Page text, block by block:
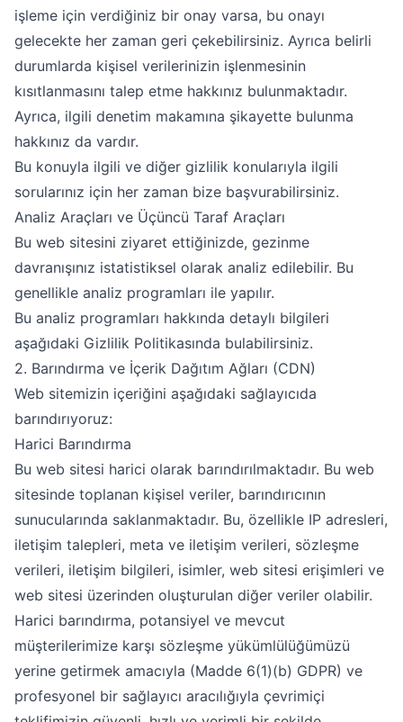
işleme için verdiğiniz bir onay varsa, bu onayı
gelecekte her zaman geri çekebilirsiniz. Ayrıca belirli
durumlarda kişisel verilerinizin işlenmesinin
kısıtlanmasını talep etme hakkınız bulunmaktadır.
Ayrıca, ilgili denetim makamına şikayette bulunma
hakkınız da vardır.
Bu konuyla ilgili ve diğer gizlilik konularıyla ilgili
sorularınız için her zaman bize başvurabilirsiniz.
Analiz Araçları ve Üçüncü Taraf Araçları
Bu web sitesini ziyaret ettiğinizde, gezinme
davranışınız istatistiksel olarak analiz edilebilir. Bu
genellikle analiz programları ile yapılır.
Bu analiz programları hakkında detaylı bilgileri
aşağıdaki Gizlilik Politikasında bulabilirsiniz.
2. Barındırma ve İçerik Dağıtım Ağları (CDN)
Web sitemizin içeriğini aşağıdaki sağlayıcıda
barındırıyoruz:
Harici Barındırma
Bu web sitesi harici olarak barındırılmaktadır. Bu web
sitesinde toplanan kişisel veriler, barındırıcının
sunucularında saklanmaktadır. Bu, özellikle IP adresleri,
iletişim talepleri, meta ve iletişim verileri, sözleşme
verileri, iletişim bilgileri, isimler, web sitesi erişimleri ve
web sitesi üzerinden oluşturulan diğer veriler olabilir.
Harici barındırma, potansiyel ve mevcut
müşterilerimize karşı sözleşme yükümlülüğümüzü
yerine getirmek amacıyla (Madde 6(1)(b) GDPR) ve
profesyonel bir sağlayıcı aracılığıyla çevrimiçi